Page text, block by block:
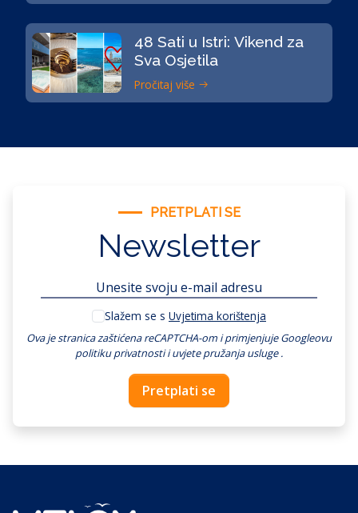
48 Sati u Istri: Vikend za
Sva Osjetila
Pročitaj više
PRETPLATI SE
Newsletter
Slažem se s Uvjetima korištenja
Ova je stranica zaštićena reCAPTCHA-om i primjenjujeGoogleovu
politiku privatnostiiuvjete pružanja usluge.
Pretplati se